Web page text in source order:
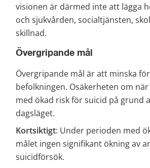
visionen är därmed inte att lägga
och sjukvården, socialtjänsten,
skillnad.
Övergripande mål
Övergripande mål är att minska
befolkningen. Osäkerheten om
med ökad risk för suicid på grund
dagsläget.
Kortsiktigt: Under perioden med
målet ingen signifikant ökning av
suicidförsök.